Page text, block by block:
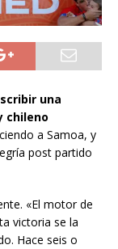
una
chileno
a Samoa, y
post partido
«El motor de
victoria se la
Hace seis o